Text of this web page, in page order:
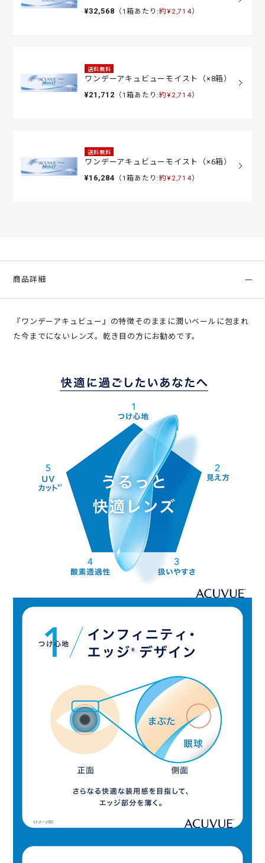
¥32,568 （1箱あたり:約¥2,714）
送料無料
ワンデーアキュビューモイスト（×8箱）
¥21,712 （1箱あたり:約¥2,714）
送料無料
ワンデーアキュビューモイスト（×6箱）
¥16,284 （1箱あたり:約¥2,714）
商品詳細
『ワンデーアキュビュー』の特徴そのままに潤いベールに包まれ
た今までにないレンズ。乾き目の方にお勧めです。